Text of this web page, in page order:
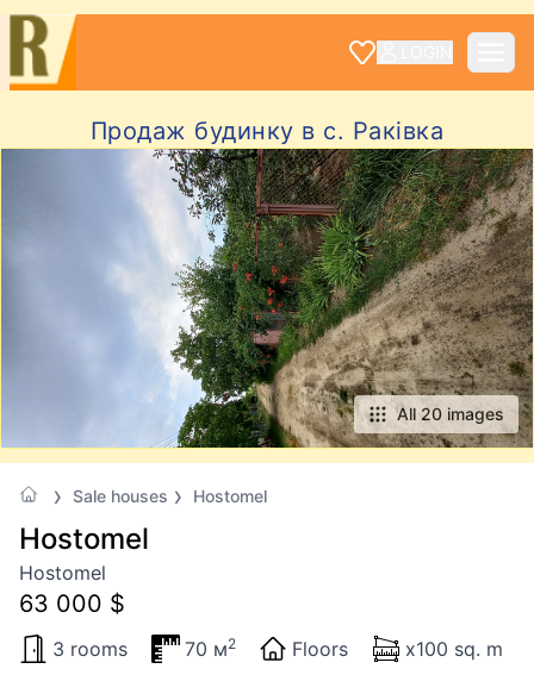
Продаж будинку в с. Раківка
All 20 images
Sale houses Hostomel
Hostomel
Hostomel
63 000 $
3 rooms 70 м2 Floors x100 sq. m